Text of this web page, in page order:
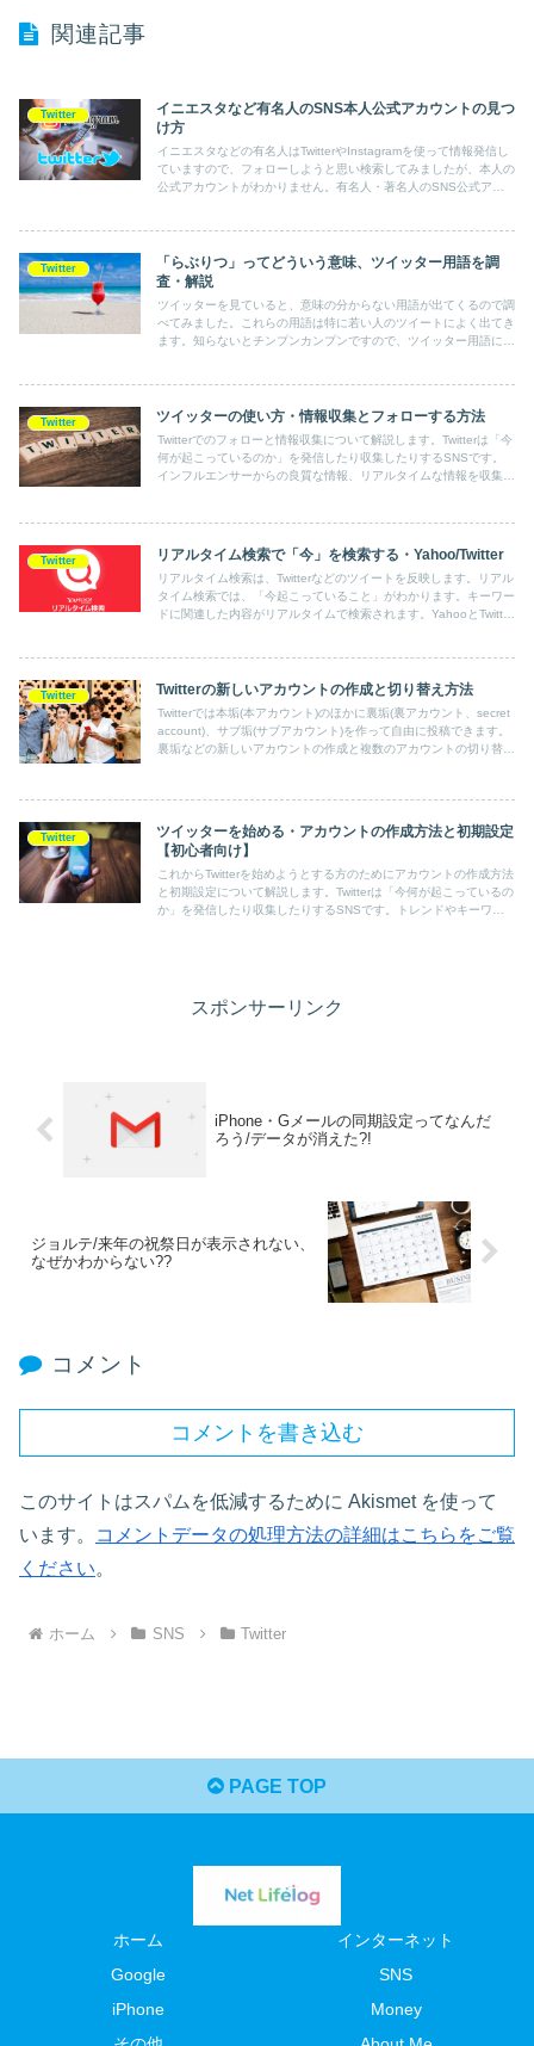
関連記事
Twitter
イニエスタなど有名人のSNS本人公式アカウントの見つ
け方
イニエスタなどの有名人はTwitterやInstagramを使って情報発信し
ていますので、フォローしようと思い検索してみましたが、本人の
公式アカウントがわかりません。有名人・著名人のSNS公式アカ
Twitter
「らぶりつ」ってどういう意味、ツイッター用語を調
査・解説
ツイッターを見ていると、意味の分からない用語が出てくるので調
べてみました。これらの用語は特に若い人のツイートによく出てき
ます。知らないとチンプンカンプンですので、ツイッター用語につ
Twitter ツイッターの使い方・情報収集とフォローする方法
Twitterでのフォローと情報収集について解説します。Twitterは「今
何が起こっているのか」を発信したり収集したりするSNSです。
インフルエンサーからの良質な情報、リアルタイムな情報を収集す
Twitter リアルタイム検索で「今」を検索する・Yahoo/Twitter
リアルタイム検索は、Twitterなどのツイートを反映します。リアル
タイム検索では、「今起こっていること」がわかります。キーワー
ドに関連した内容がリアルタイムで検索されます。YahooとTwitter
Twitter Twitterの新しいアカウントの作成と切り替え方法
Twitterでは本垢(本アカウント)のほかに裏垢(裏アカウント、secret
account)、サブ垢(サブアカウント)を作って自由に投稿できます。
裏垢などの新しいアカウントの作成と複数のアカウントの切り替え
Twitter
ツイッターを始める・アカウントの作成方法と初期設定
【初心者向け】
これからTwitterを始めようとする方のためにアカウントの作成方法
と初期設定について解説します。Twitterは「今何が起こっているの
か」を発信したり収集したりするSNSです。トレンドやキーワー
スポンサーリンク
iPhone・Gメールの同期設定ってなんだ
ろう/データが消えた?!
ジョルテ/来年の祝祭日が表示されない、
なぜかわからない??
コメント
コメントを書き込む
このサイトはスパムを低減するために Akismet を使って
います。
コメントデータの処理方法の詳細はこちらをご覧
ください。
ホーム SNS Twitter
PAGE TOP
ホーム
インターネット
Google
SNS
iPhone
Money